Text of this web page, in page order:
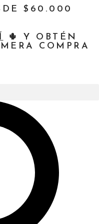
$60.000
🌵 Y OBTÉN
COMPRA